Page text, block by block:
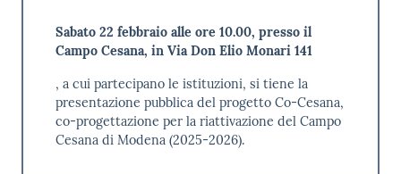
Sabato 22 febbraio alle ore 10.00, presso il
Campo Cesana, in Via Don Elio Monari 141
, a cui partecipano le istituzioni, si tiene la
presentazione pubblica del progetto Co-Cesana,
co-progettazione per la riattivazione del Campo
Cesana di Modena (2025-2026).